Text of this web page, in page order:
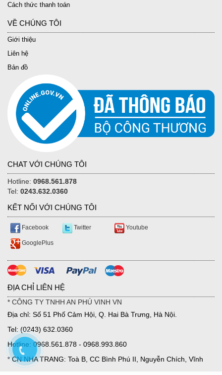
Cách thức thanh toán
VỀ CHÚNG TÔI
Giới thiệu
Liên hệ
Bản đồ
CHAT VỚI CHÚNG TÔI
Hotline: 0968.561.878
Tel: 0243.632.0360
KẾT NỐI VỚI CHÚNG TÔI
Facebook Twitter Youtube
GooglePlus
ĐỊA CHỈ LIÊN HỆ
* CÔNG TY TNHH AN PHÚ VINH VN
Địa chỉ: Số 51 Phố Cảm Hội, Q. Hai Bà Trưng, Hà Nội.
Tel: (0243) 632.0360
Hotline: 0968.561.878 - 0968.993.860
* CN NHA TRANG: Toà B, CC Bình Phú II, Nguyễn Chích, Vĩnh